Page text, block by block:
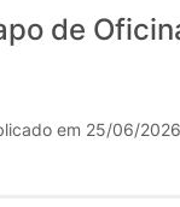
de
em 25/06/2026